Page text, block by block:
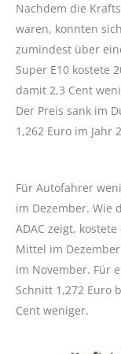
Nachdem die
waren, konnten
zumindest über
Super E10 kostete
damit 2,3 Cent
Der Preis sank im
1,262 Euro im Jahr
Für Autofahrer
im Dezember. Wie
ADAC zeigt,
Mittel im
im November. Für
Schnitt 1,272 Euro
Cent weniger.